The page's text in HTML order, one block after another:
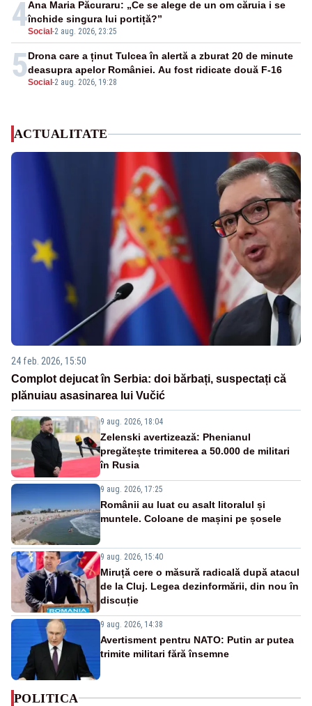
4Social -2 aug. 2026, 23:25
Ana Maria Păcuraru: „Ce se alege de un om căruia i se
închide singura lui portiță?”
5Social -2 aug. 2026, 19:28
Drona care a ținut Tulcea în alertă a zburat 20 de minute
deasupra apelor României. Au fost ridicate două F-16
ACTUALITATE
24 feb. 2026, 15:50
Complot dejucat în Serbia: doi bărbați, suspectați că
plănuiau asasinarea lui Vučić
9 aug. 2026, 18:04
Zelenski avertizează: Phenianul
pregătește trimiterea a 50.000 de militari
în Rusia
9 aug. 2026, 17:25
Românii au luat cu asalt litoralul și
muntele. Coloane de mașini pe șosele
9 aug. 2026, 15:40
Miruță cere o măsură radicală după atacul
de la Cluj. Legea dezinformării, din nou în
discuție
9 aug. 2026, 14:38
Avertisment pentru NATO: Putin ar putea
trimite militari fără însemne
POLITICA